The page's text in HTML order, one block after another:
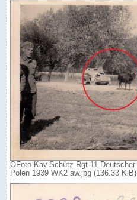
OFoto Kav.Schütz.Rgt 11
Polen 1939 WK2 aw.jpg (136.33